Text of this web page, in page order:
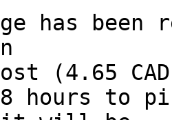
has
(4.65
hours to